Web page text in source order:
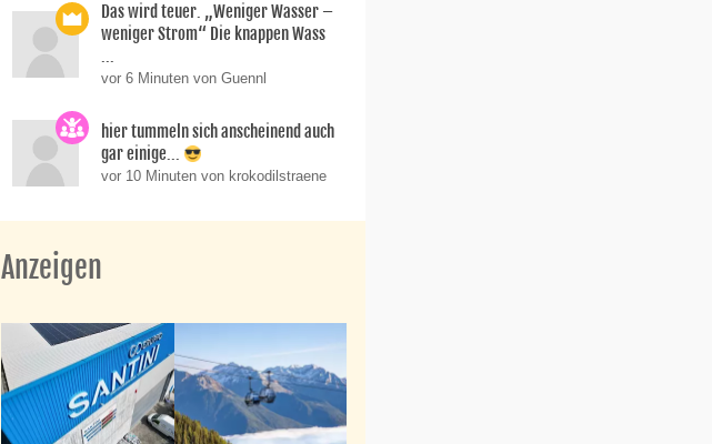
Das wird teuer. „Weniger Wasser –
weniger Strom“ Die knappen Wass
...
vor 6 Minuten von Guennl
hier tummeln sich anscheinend auch
gar einige...
vor 10 Minuten von krokodilstraene
Anzeigen